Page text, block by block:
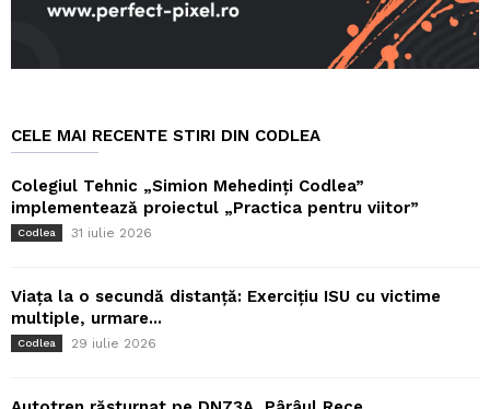
CELE MAI RECENTE STIRI DIN CODLEA
Colegiul Tehnic „Simion Mehedinți Codlea”
implementează proiectul „Practica pentru viitor”
Codlea 31 iulie 2026
Viața la o secundă distanță: Exercițiu ISU cu victime
multiple, urmare...
Codlea 29 iulie 2026